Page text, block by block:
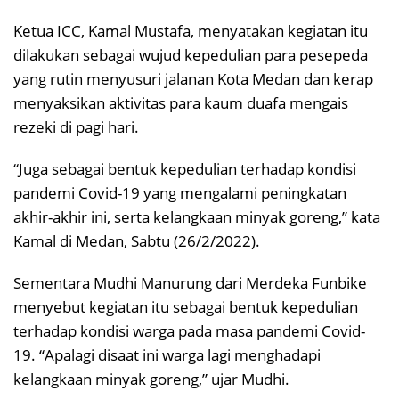
Ketua ICC, Kamal Mustafa, menyatakan kegiatan itu
dilakukan sebagai wujud kepedulian para pesepeda
yang rutin menyusuri jalanan Kota Medan dan kerap
menyaksikan aktivitas para kaum duafa mengais
rezeki di pagi hari.
“Juga sebagai bentuk kepedulian terhadap kondisi
pandemi Covid-19 yang mengalami peningkatan
akhir-akhir ini, serta kelangkaan minyak goreng,” kata
Kamal di Medan, Sabtu (26/2/2022).
Sementara Mudhi Manurung dari Merdeka Funbike
menyebut kegiatan itu sebagai bentuk kepedulian
terhadap kondisi warga pada masa pandemi Covid-
19. “Apalagi disaat ini warga lagi menghadapi
kelangkaan minyak goreng,” ujar Mudhi.